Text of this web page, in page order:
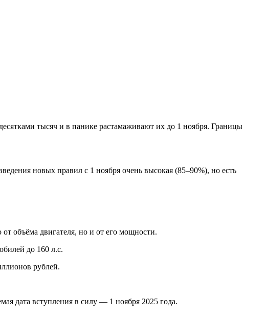
тысяч и в панике растамаживают их до 1 ноября. Границы
новых правил с 1 ноября очень высокая (85–90%), но есть
объёма двигателя, но и от его мощности.
до 160 л.с.
рублей.
дата вступления в силу — 1 ноября 2025 года.